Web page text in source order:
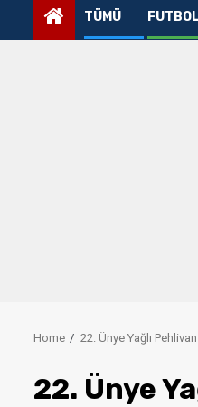
TÜMÜ FUTBOL
Home 22. Ünye Yağlı
22. Ünye